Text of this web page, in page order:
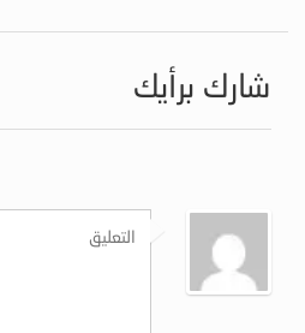
شارك برأيك